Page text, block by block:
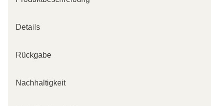
Details
Rückgabe
Nachhaltigkeit